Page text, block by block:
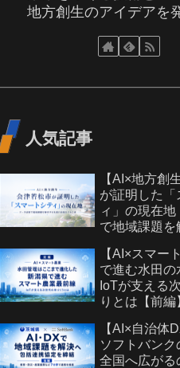
地方創生のアイデアを
人気記事
【AI×地方創
が証明した「
ィ」の現在
で地域課題を
【AI×スマー
で進む水田
IoTが支える
りとは【前編
【AI×自治体
ソフトバン
全国へ広が